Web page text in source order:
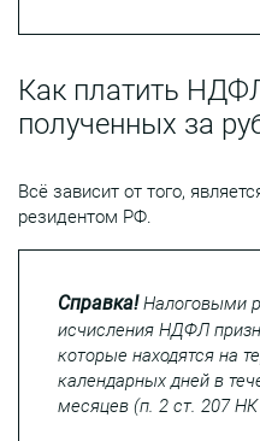
Как платить
полученных за
Всё зависит от того,
резидентом РФ.
Справка!Налоговыми
исчисления НДФЛ
которые находятся на
календарных дней в
месяцев (п. 2 ст. 207